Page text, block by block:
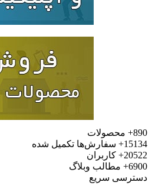
محصولات
سفارش‌ها تکمیل شده
کاربران
مطالب وبلاگ
سریع